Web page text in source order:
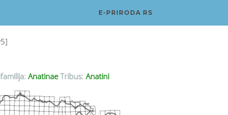
E-PRIRODA RS
Anatinae Tribus: Anatini